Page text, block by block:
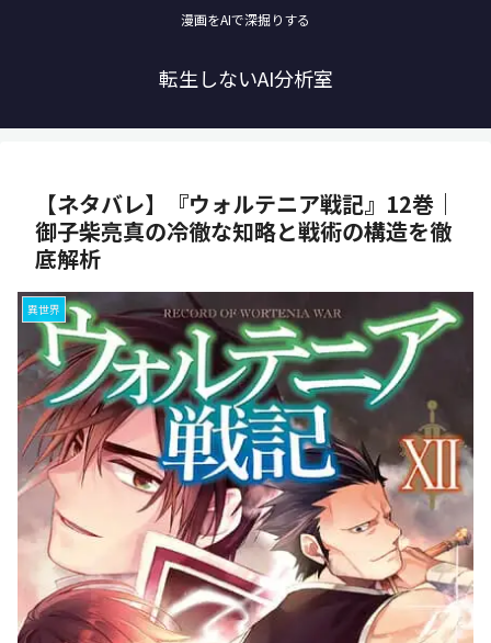
漫画をAIで深掘りする
転生しないAI分析室
【ネタバレ】『ウォルテニア戦記』12巻｜
御子柴亮真の冷徹な知略と戦術の構造を徹
底解析
異世界